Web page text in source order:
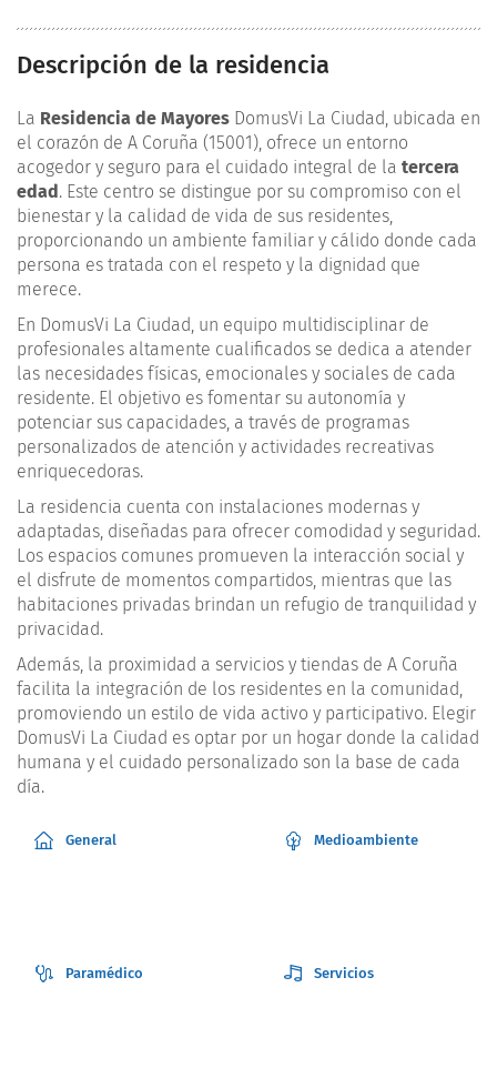
Descripción de la residencia
La Residencia de Mayores DomusVi La Ciudad, ubicada en
el corazón de A Coruña (15001), ofrece un entorno
acogedor y seguro para el cuidado integral de la tercera
edad . Este centro se distingue por su compromiso con el
bienestar y la calidad de vida de sus residentes,
proporcionando un ambiente familiar y cálido donde cada
persona es tratada con el respeto y la dignidad que
merece.
En DomusVi La Ciudad, un equipo multidisciplinar de
profesionales altamente cualificados se dedica a atender
las necesidades físicas, emocionales y sociales de cada
residente. El objetivo es fomentar su autonomía y
potenciar sus capacidades, a través de programas
personalizados de atención y actividades recreativas
enriquecedoras.
La residencia cuenta con instalaciones modernas y
adaptadas, diseñadas para ofrecer comodidad y seguridad.
Los espacios comunes promueven la interacción social y
el disfrute de momentos compartidos, mientras que las
habitaciones privadas brindan un refugio de tranquilidad y
privacidad.
Además, la proximidad a servicios y tiendas de A Coruña
facilita la integración de los residentes en la comunidad,
promoviendo un estilo de vida activo y participativo. Elegir
DomusVi La Ciudad es optar por un hogar donde la calidad
humana y el cuidado personalizado son la base de cada
día.
General Medioambiente
Paramédico Servicios